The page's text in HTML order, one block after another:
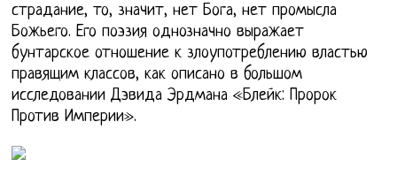
страдание, то, значит, нет Бога, нет промысла
Божьего. Его поэзия однозначно выражает
бунтарское отношение к злоупотреблению властью
правящим классов, как описано в большом
исследовании Дэвида Эрдмана «Блейк: Пророк
Против Империи».